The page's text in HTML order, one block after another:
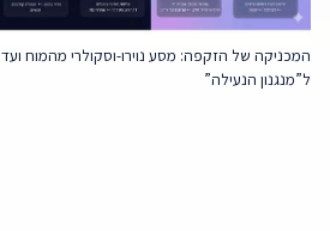
המכניקה של הזקפה: מסע נוירו-וסקולרי מהמוח ועד
ל”מנגנון הנעילה”